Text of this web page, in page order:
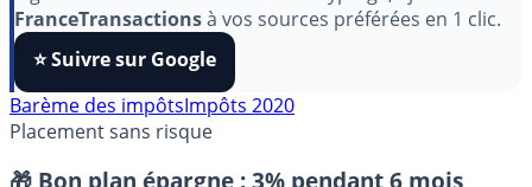
Pour soutenir le travail de notre équipe face aux
algorithmes et ne rater aucun décryptage, ajoutez
FranceTransactionsà vos sources préférées en 1 clic.
⭐️ Suivre sur Google
Impôts 2020
Placement sans risque